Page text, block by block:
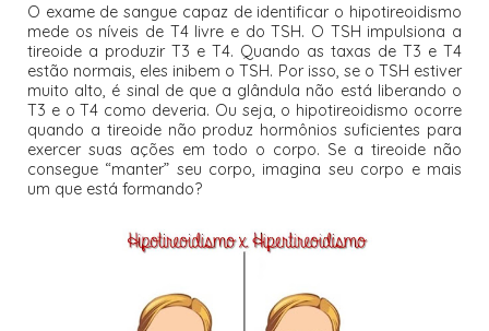
O exame de sangue capaz de identificar o hipotireoidismo
mede os níveis de T4 livre e do TSH. O TSH impulsiona a
tireoide a produzir T3 e T4. Quando as taxas de T3 e T4
estão normais, eles inibem o TSH. Por isso, se o TSH estiver
muito alto, é sinal de que a glândula não está liberando o
T3 e o T4 como deveria. Ou seja, o hipotireoidismo ocorre
quando a tireoide não produz hormônios suficientes para
exercer suas ações em todo o corpo. Se a tireoide não
consegue “manter” seu corpo, imagina seu corpo e mais
um que está formando?